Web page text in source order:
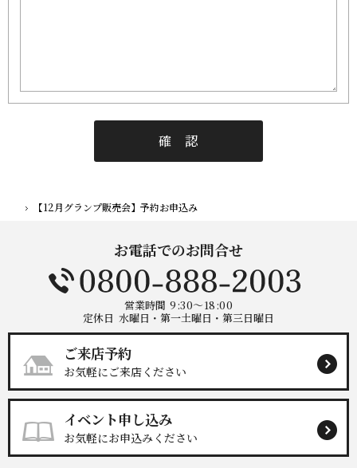
ホーム【12月グランプ販売会】予約お申込み
お電話でのお問合せ
営業時間 9:30～18:00
定休日 水曜日・第一土曜日・第三日曜日
ご来店予約
お気軽にご来店ください
イベント申し込み
お気軽にお申込みください